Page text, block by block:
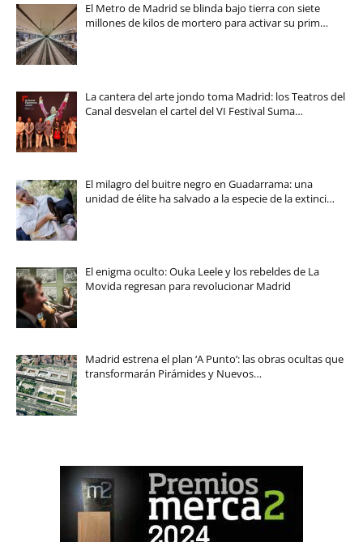
El Metro de Madrid se blinda bajo tierra con siete
millones de kilos de mortero para activar su prim…
La cantera del arte jondo toma Madrid: los Teatros del
Canal desvelan el cartel del VI Festival Suma…
El milagro del buitre negro en Guadarrama: una
unidad de élite ha salvado a la especie de la extinci…
El enigma oculto: Ouka Leele y los rebeldes de La
Movida regresan para revolucionar Madrid
Madrid estrena el plan ‘A Punto’: las obras ocultas que
transformarán Pirámides y Nuevos…